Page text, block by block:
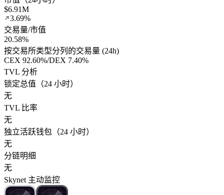
$6.91M
3.69%
交易量/市值
20.58%
按交易所类型分列的交易量 (24h)
CEX 92.60%/DEX 7.40%
TVL 分析
锁定总值（24 小时）
无
TVL 比率
无
独立活跃钱包（24 小时）
无
分链明细
无
Skynet 主动监控